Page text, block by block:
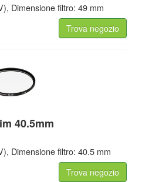
Dimensione filtro: 49 mm
Trova negozio
40.5mm
Dimensione filtro: 40.5 mm
Trova negozio